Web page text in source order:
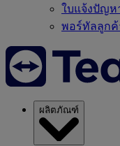
ใบแจ้งปัญห
พอร์ทัลลูกค้
ผลิตภัณฑ์